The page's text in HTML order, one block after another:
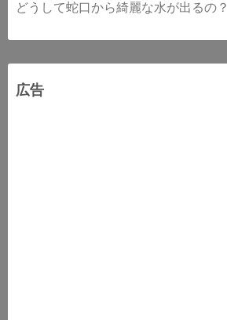
どうして蛇口から綺麗な水が出るの？
広告